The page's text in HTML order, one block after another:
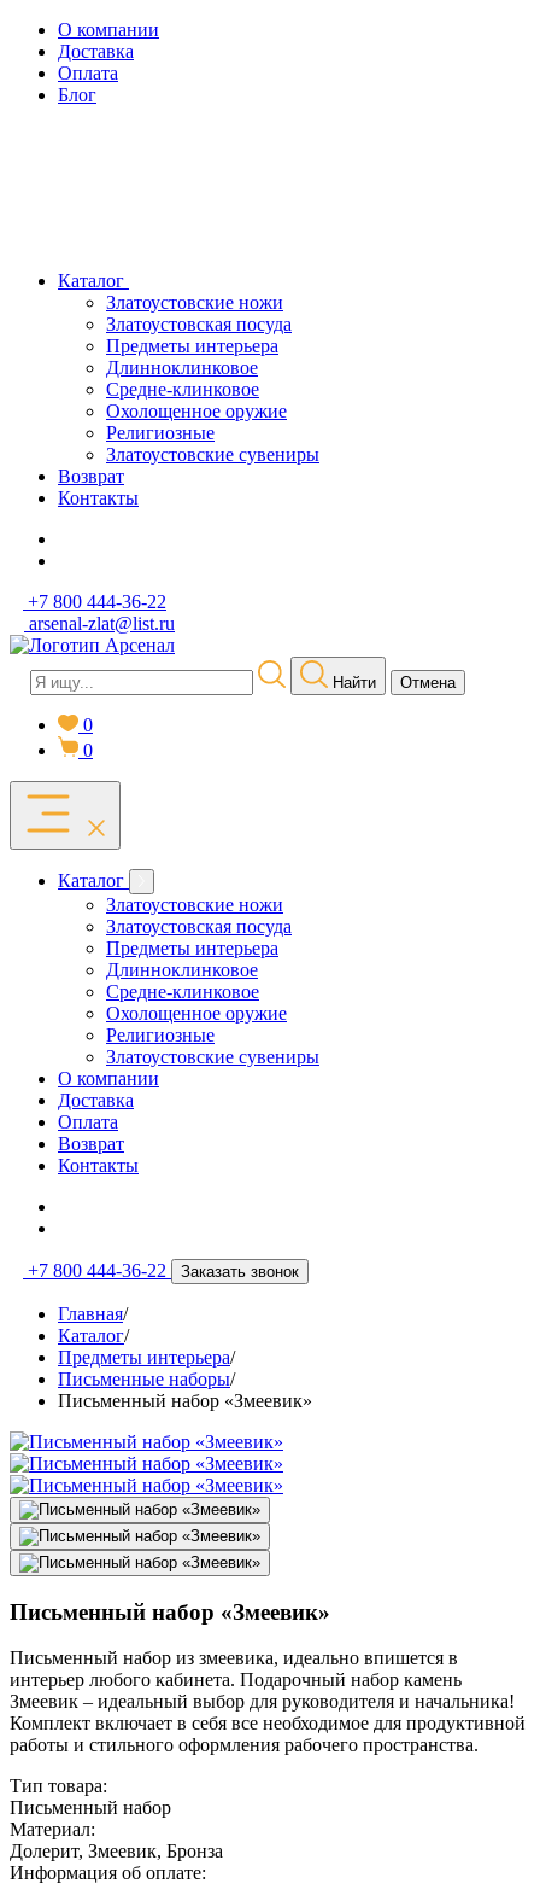
О компании
Доставка
Оплата
Блог
Каталог
Златоустовские ножи
Златоустовская посуда
Предметы интерьера
Длинноклинковое
Средне-клинковое
Охолощенное оружие
Религиозные
Златоустовские сувениры
Возврат
Контакты
+7 800 444-36-22
arsenal-zlat@list.ru
Найти Отмена
0
0
Каталог
Златоустовские ножи
Златоустовская посуда
Предметы интерьера
Длинноклинковое
Средне-клинковое
Охолощенное оружие
Религиозные
Златоустовские сувениры
О компании
Доставка
Оплата
Возврат
Контакты
+7 800 444-36-22 Заказать звонок
Главная/
Каталог/
Предметы интерьера/
Письменные наборы/
Письменный набор «Змеевик»
Письменный набор «Змеевик»
Письменный набор из змеевика, идеально впишется в
интерьер любого кабинета. Подарочный набор камень
Змеевик – идеальный выбор для руководителя и начальника!
Комплект включает в себя все необходимое для продуктивной
работы и стильного оформления рабочего пространства.
Тип товара:
Письменный набор
Материал:
Долерит, Змеевик, Бронза
Информация об оплате: